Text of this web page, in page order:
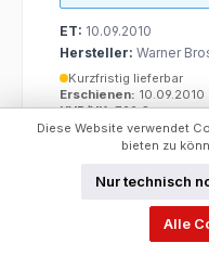
ET: 10.09.2010
Hersteller: Warner
Kurzfristig lieferbar
Erschienen: 10.09.2010
UVP/VK:7,99 €
Kategorie:Filme
Diese Website verwendet
bieten zu
Nur technisch
Alle